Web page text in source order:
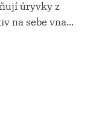
úryvky z
na sebe vna...